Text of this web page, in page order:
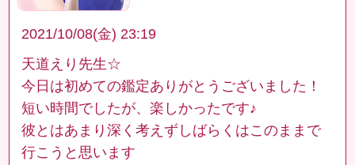
2021/10/08(金) 23:19
天道えり先生☆
今日は初めての鑑定ありがとうございました！
短い時間でしたが、楽しかったです♪
彼とはあまり深く考えずしばらくはこのままで
行こうと思います